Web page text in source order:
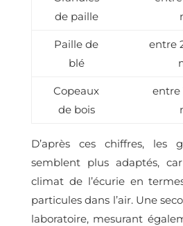
de paille
Paille de
blé
entre
Copeaux
de bois
entre
D’après ces chiffres, les
semblent plus adaptés,
climat de l’écurie en
particules dans l’air. Une
laboratoire, mesurant